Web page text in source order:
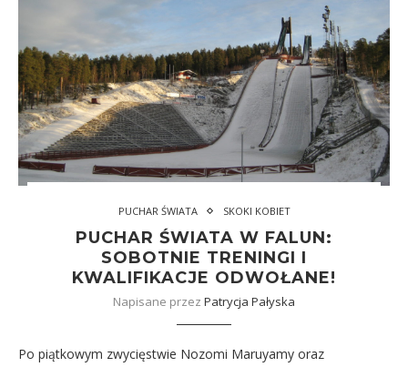
PUCHAR ŚWIATA SKOKI KOBIET
PUCHAR ŚWIATA W FALUN:
SOBOTNIE TRENINGI I
KWALIFIKACJE ODWOŁANE!
Napisane przez Patrycja Pałyska
Po piątkowym zwycięstwie Nozomi Maruyamy oraz